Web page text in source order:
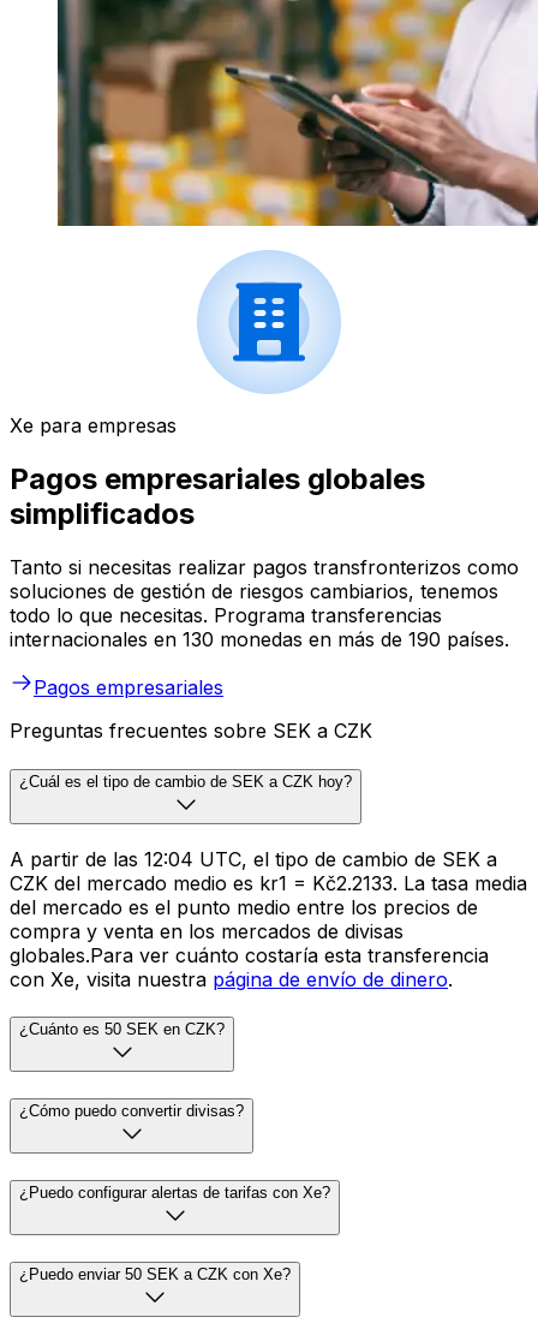
Xe para empresas
Pagos empresariales globales
simplificados
Tanto si necesitas realizar pagos transfronterizos como
soluciones de gestión de riesgos cambiarios, tenemos
todo lo que necesitas. Programa transferencias
internacionales en 130 monedas en más de 190 países.
Pagos empresariales
Preguntas frecuentes sobre SEK a CZK
¿Cuál es el tipo de cambio de SEK a CZK hoy?
A partir de las 12:04 UTC, el tipo de cambio de SEK a
CZK del mercado medio es kr1 = Kč2.2133. La tasa media
del mercado es el punto medio entre los precios de
compra y venta en los mercados de divisas
globales.Para ver cuánto costaría esta transferencia
con Xe, visita nuestra página de envío de dinero.
¿Cuánto es 50 SEK en CZK?
¿Cómo puedo convertir divisas?
¿Puedo configurar alertas de tarifas con Xe?
¿Puedo enviar 50 SEK a CZK con Xe?